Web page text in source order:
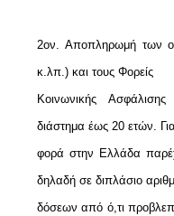
2ον. Αποπληρωμή των
κ.λπ.) και τους Φορείς
Κοινωνικής
διάστημα έως 20 ετών.
φορά στην Ελλάδα
δηλαδή σε διπλάσιο
δόσεων από ό,τι